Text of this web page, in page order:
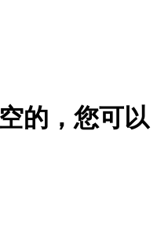
的，您可以